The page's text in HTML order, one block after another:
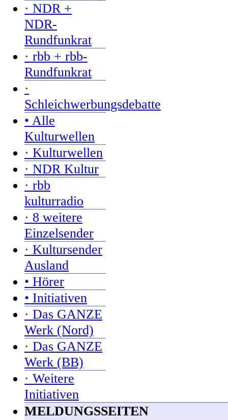
· NDR +
NDR-
Rundfunkrat
· rbb + rbb-
Rundfunkrat
·
Schleichwerbungsdebatte
• Alle
Kulturwellen
· Kulturwellen
· NDR Kultur
· rbb
kulturradio
· 8 weitere
Einzelsender
· Kultursender
Ausland
• Hörer
• Initiativen
· Das GANZE
Werk (Nord)
· Das GANZE
Werk (BB)
· Weitere
Initiativen
MELDUNGSSEITEN